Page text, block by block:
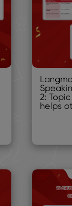
2:
helps